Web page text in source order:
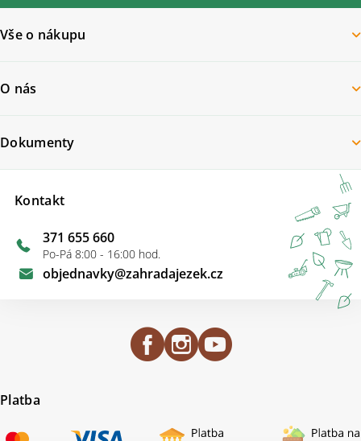
Vše o nákupu
O nás
Kontakt
objednavky@zahradajezek.cz
371 655 660
Po-Pá 8:00 - 16:00 hod.
Dokumenty
Platba